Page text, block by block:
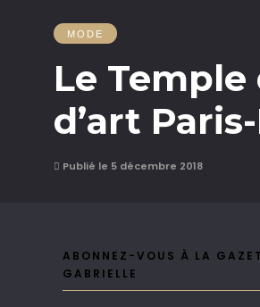
MODE
Le
d’art
Publié le 5 décembre 2018
ABONNEZ-VOUS À LA
GABRIELLE